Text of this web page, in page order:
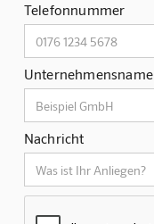
Telefonnummer
Unternehmensname
Nachricht